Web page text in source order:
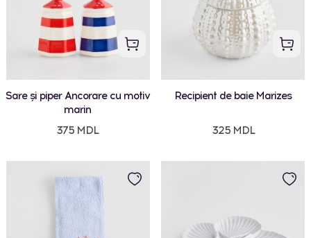
Sare și piper Ancorare cu motiv
marin
375 MDL
Recipient de baie Marizes
325 MDL